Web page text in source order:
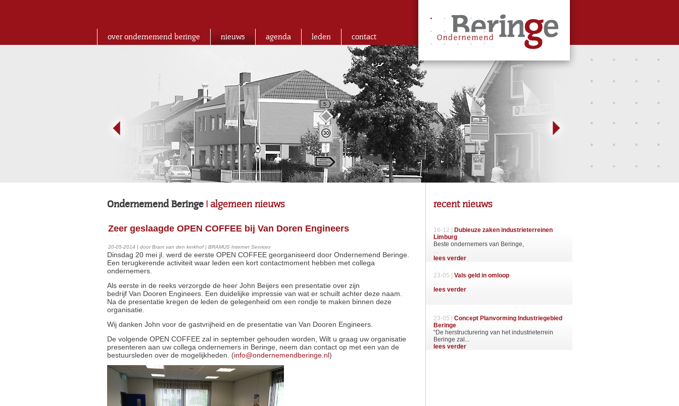
over ondernemend beringe nieuws agenda leden contact
Ondernemend Beringe | algemeen nieuws
Zeer geslaagde OPEN COFFEE bij Van Doren Engineers
20-05-2014 | door Bram van den kerkhof | BRAMUS Internet Services
Dinsdag 20 mei jl. werd de eerste OPEN COFFEE georganiseerd door Ondernemend Beringe.
Een terugkerende activiteit waar leden een kort contactmoment hebben met collega
ondernemers.
Als eerste in de reeks verzorgde de heer John Beijers een presentatie over zijn
bedrijf Van Dooren Engineers. Een duidelijke impressie van wat er schuilt achter deze naam.
Na de presentatie kregen de leden de gelegenheid om een rondje te maken binnen deze
organisatie.
Wij danken John voor de gastvrijheid en de presentatie van Van Dooren Engineers.
De volgende OPEN COFFEE zal in september gehouden worden, Wilt u graag uw organisatie
presenteren aan uw collega ondernemers in Beringe, neem dan contact op met een van de
bestuursleden over de mogelijkheden. (info@ondernemendberinge.nl)
recent nieuws
16-12 |
Dubieuze zaken industrieterreinen
Limburg
Beste ondernemers van Beringe,
...
lees verder
23-05 | Vals geld in omloop
...
lees verder
23-05 | Concept Planvorming Industriegebied
Beringe
“De herstructurering van het industrieterrein
Beringe zal...
lees verder